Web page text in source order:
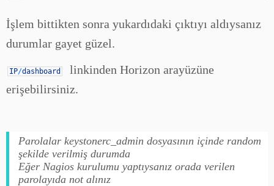
İşlem bittikten sonra yukardıdaki çıktıyı aldıysanız
durumlar gayet güzel.
IP/dashboard
linkinden Horizon arayüzüne
erişebilirsiniz.
Parolalar keystonerc_admin dosyasının içinde random
şekilde verilmiş durumda
Eğer Nagios kurulumu yaptıysanız orada verilen
parolayıda not alınız